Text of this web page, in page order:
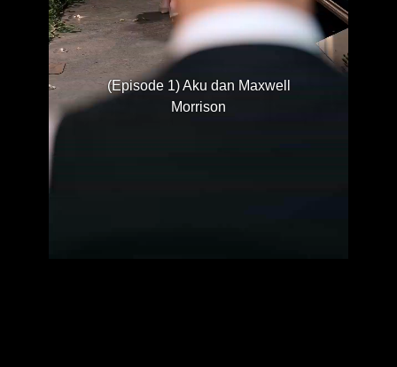
(Episode 1) Aku dan Maxwell
Morrison